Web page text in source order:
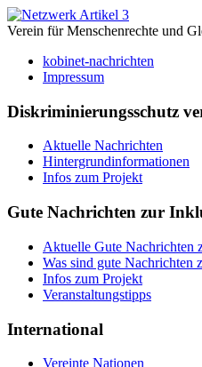
Verein für Menschenrechte und
kobinet-nachrichten
Impressum
Diskriminierungsschutz
Aktuelle Nachrichten
Hintergrundinformationen
Infos zum Projekt
Gute Nachrichten zur
Aktuelle Gute Nachrichten
Was sind gute Nachrichten
Infos zum Projekt
Veranstaltungstipps
International
Vereinte Nationen